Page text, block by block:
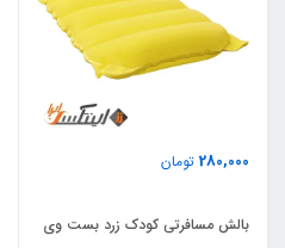
280,000 تومان
بالش مسافرتی کودک زرد بست وی